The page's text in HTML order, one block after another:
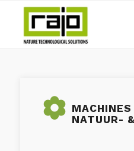
MACHINES
NATUUR-